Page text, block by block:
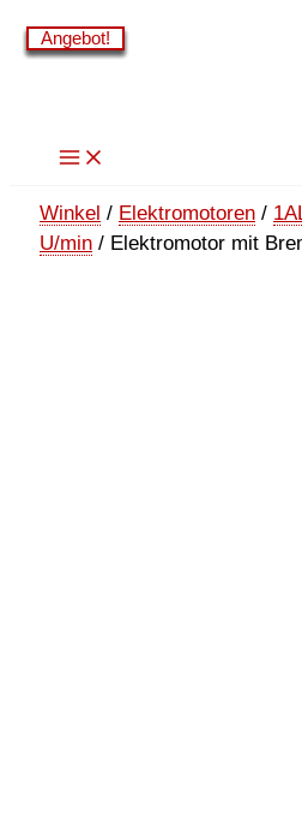
Zum
Inhalt
Winkel / Elektromotoren /
U/min / Elektromotor mit
Angebot!
Angebot!
Angebot!
Angebot!
Angebot!
Angebot!
Angebot!